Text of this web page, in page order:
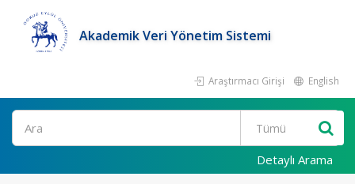
Akademik Veri Yönetim Sistemi
Araştırmacı Girişi English
Ara
Detaylı Arama